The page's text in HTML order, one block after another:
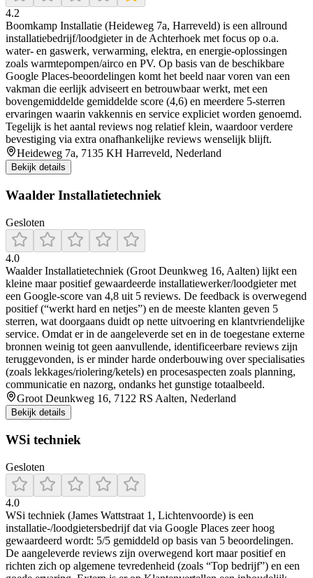
4.2
Boomkamp Installatie (Heideweg 7a, Harreveld) is een allround
installatiebedrijf/loodgieter in de Achterhoek met focus op o.a.
water- en gaswerk, verwarming, elektra, en energie-oplossingen
zoals warmtepompen/airco en PV. Op basis van de beschikbare
Google Places-beoordelingen komt het beeld naar voren van een
vakman die eerlijk adviseert en betrouwbaar werkt, met een
bovengemiddelde gemiddelde score (4,6) en meerdere 5-sterren
ervaringen waarin vakkennis en service expliciet worden genoemd.
Tegelijk is het aantal reviews nog relatief klein, waardoor verdere
bevestiging via extra onafhankelijke reviews wenselijk blijft.
Heideweg 7a, 7135 KH Harreveld, Nederland
Bekijk details
Waalder Installatietechniek
Gesloten
4.0
Waalder Installatietechniek (Groot Deunkweg 16, Aalten) lijkt een
kleine maar positief gewaardeerde installatiewerker/loodgieter met
een Google-score van 4,8 uit 5 reviews. De feedback is overwegend
positief (“werkt hard en netjes”) en de meeste klanten geven 5
sterren, wat doorgaans duidt op nette uitvoering en klantvriendelijke
service. Omdat er in de aangeleverde set en in de toegestane externe
bronnen weinig tot geen aanvullende, identificeerbare reviews zijn
teruggevonden, is er minder harde onderbouwing over specialisaties
(zoals lekkages/riolering/ketels) en procesaspecten zoals planning,
communicatie en nazorg, ondanks het gunstige totaalbeeld.
Groot Deunkweg 16, 7122 RS Aalten, Nederland
Bekijk details
WSi techniek
Gesloten
4.0
WSi techniek (James Wattstraat 1, Lichtenvoorde) is een
installatie-/loodgietersbedrijf dat via Google Places zeer hoog
gewaardeerd wordt: 5/5 gemiddeld op basis van 5 beoordelingen.
De aangeleverde reviews zijn overwegend kort maar positief en
richten zich op algemene tevredenheid (zoals “Top bedrijf”) en een